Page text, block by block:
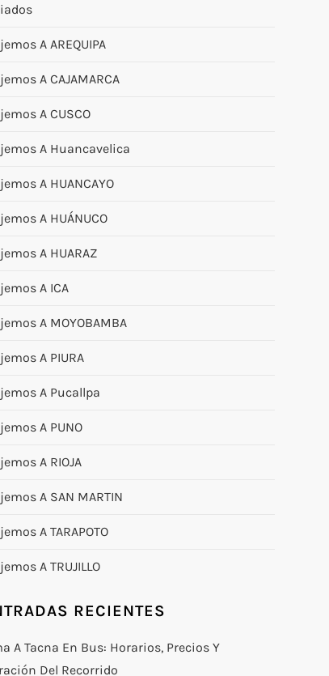
A AREQUIPA
A CAJAMARCA
A CUSCO
A Huancavelica
A HUANCAYO
A HUÁNUCO
A HUARAZ
A ICA
A MOYOBAMBA
A PIURA
A Pucallpa
A PUNO
A RIOJA
A SAN MARTIN
A TARAPOTO
A TRUJILLO
RECIENTES
A Tacna En Bus: Horarios, Precios Y
Del Recorrido